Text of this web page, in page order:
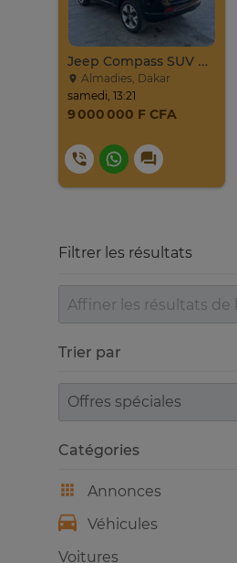
Jeep Compass SUV Noir Essence Automatique
Almadies, Dakar
samedi, 13:21
9 000 000 F CFA
Filtrer les résultats
Trier par
Trier par
Catégories
Annonces
Véhicules
Voitures